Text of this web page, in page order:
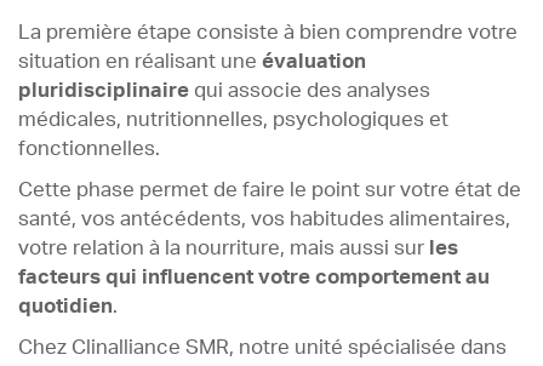
La première étape consiste à bien comprendre votre
situation en réalisant une évaluation
pluridisciplinaire qui associe des analyses
médicales, nutritionnelles, psychologiques et
fonctionnelles.
Cette phase permet de faire le point sur votre état de
santé, vos antécédents, vos habitudes alimentaires,
votre relation à la nourriture, mais aussi sur les
facteurs qui influencent votre comportement au
quotidien.
Chez Clinalliance SMR, notre unité spécialisée dans